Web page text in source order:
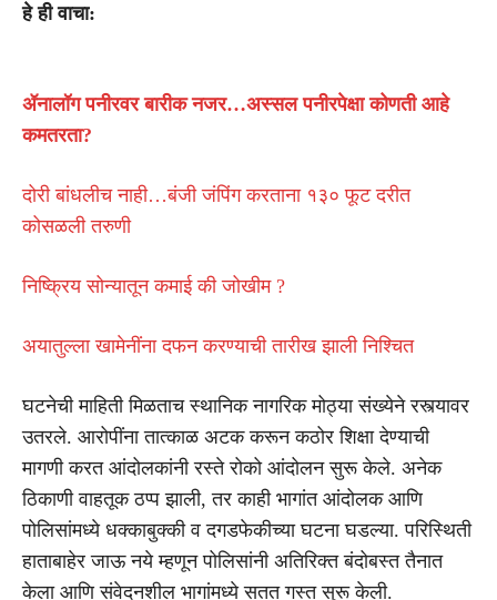
हे ही वाचा:
ॲनालॉग पनीरवर बारीक नजर…अस्सल पनीरपेक्षा कोणती आहे
कमतरता?
दोरी बांधलीच नाही…बंजी जंपिंग करताना १३० फूट दरीत
कोसळली तरुणी
निष्क्रिय सोन्यातून कमाई की जोखीम ?
अयातुल्ला खामेनींना दफन करण्याची तारीख झाली निश्चित
घटनेची माहिती मिळताच स्थानिक नागरिक मोठ्या संख्येने रस्त्यावर
उतरले. आरोपींना तात्काळ अटक करून कठोर शिक्षा देण्याची
मागणी करत आंदोलकांनी रस्ते रोको आंदोलन सुरू केले. अनेक
ठिकाणी वाहतूक ठप्प झाली, तर काही भागांत आंदोलक आणि
पोलिसांमध्ये धक्काबुक्की व दगडफेकीच्या घटना घडल्या. परिस्थिती
हाताबाहेर जाऊ नये म्हणून पोलिसांनी अतिरिक्त बंदोबस्त तैनात
केला आणि संवेदनशील भागांमध्ये सतत गस्त सुरू केली.